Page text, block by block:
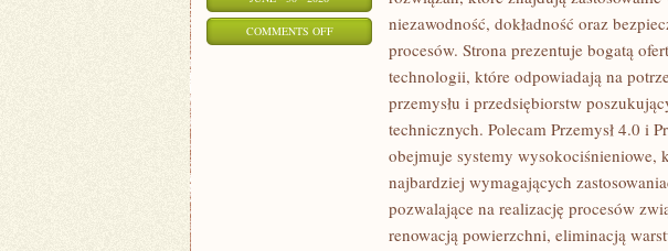
COMMENTS OFFON
CIEKAWOSTKI
niezawodność, dokładność oraz
procesów. Strona prezentuje bogatą
technologii, które odpowiadają na
przemysłu i przedsiębiorstw
technicznych. Polecam Przemysł 4.0 i
obejmuje systemy wysokociśnieniowe,
najbardziej wymagających
pozwalające na realizację procesów
renowacją powierzchni, eliminacją